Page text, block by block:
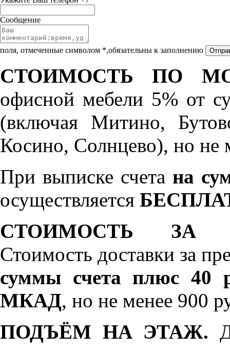
Сообщение
поля, отмеченные символом *,обязательны к заполнению
СТОИМОСТЬ ПО
офисной мебели 5% от
(включая Митино,
Косино, Солнцево), но не
При выписке счета на
осуществляется
СТОИМОСТЬ ЗА
Стоимость доставки за
суммы счета плюс 40
МКАД, но не менее 900
ПОДЪЁМ НА ЭТАЖ.